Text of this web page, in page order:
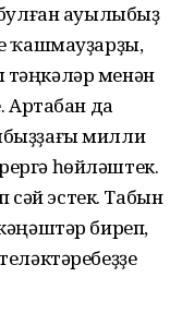
ауылыбыҙ
ҡашмауҙарҙы,
менән
Артабан да
милли
һөйләштек.
эстек. Табын
биреп,